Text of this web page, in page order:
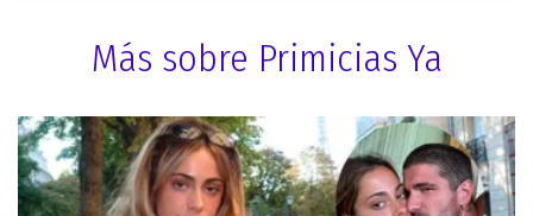
Más sobre Primicias Ya